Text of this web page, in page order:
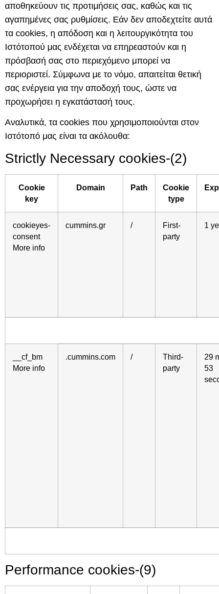
αποθηκεύουν τις προτιμήσεις σας, καθώς και τις
αγαπημένες σας ρυθμίσεις. Εάν δεν αποδεχτείτε αυτά
τα cookies, η απόδοση και η λειτουργικότητα του
Ιστότοπού μας ενδέχεται να επηρεαστούν και η
πρόσβασή σας στο περιεχόμενο μπορεί να
περιοριστεί. Σύμφωνα με το νόμο, απαιτείται θετική
σας ενέργεια για την αποδοχή τους, ώστε να
προχωρήσει η εγκατάστασή τους.
Αναλυτικά, τα cookies που χρησιμοποιούνται στον
Ιστότοπό μας είναι τα ακόλουθα:
Strictly Necessary cookies-(2)
Cookie
key
Domain Path
Cookie
type
cookieyes-
consent
More info
cummins.gr /
First-
party
1
__cf_bm
More info
.cummins.com /
Third-
party
29
53
Performance cookies-(9)